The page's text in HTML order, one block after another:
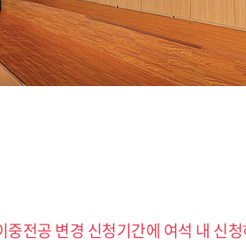
전공 변경 신청기간에 여석 내 신